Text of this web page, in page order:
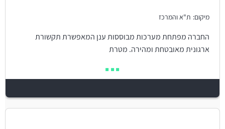
מיקום: ת"א והמרכז
החברה מפתחת מערכות מבוססות ענן המאפשרת תקשורת
ארגונית מאובטחת ומהירה. מטרת